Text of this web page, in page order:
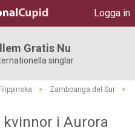
Logga in
Gratis Nu
singlar
> Zamboanga del Sur
>
i Aurora